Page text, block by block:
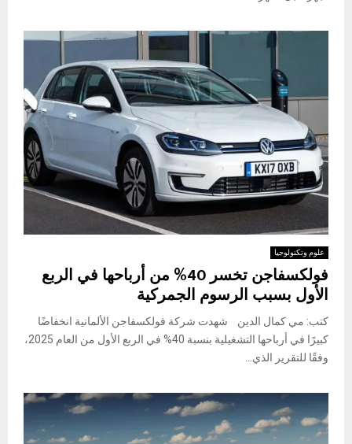
علوم وتكنولوجيا
فولكسفاجن تخسر 40% من أرباحها في الربع
الأول بسبب الرسوم الجمركية
كتب: مي كمال الدين شهدت شركة فولكسفاجن الألمانية انخفاضًا
كبيرًا في أرباحها التشغيلية بنسبة 40% في الربع الأول من العام 2025،
وفقًا للتقرير الذي...